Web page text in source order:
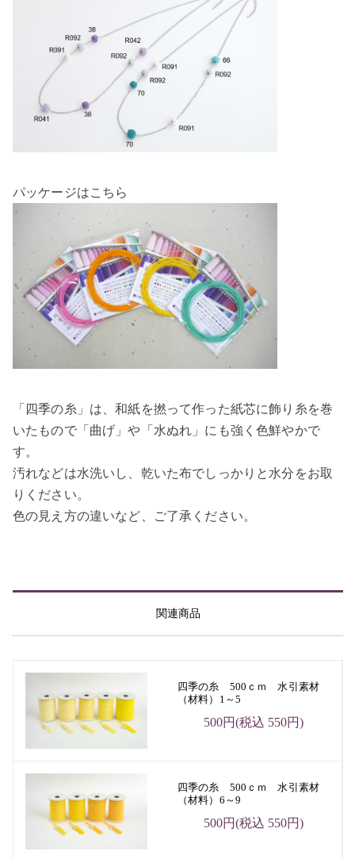
パッケージはこちら
「四季の糸」は、和紙を撚って作った紙芯に飾り糸を巻
いたもので「曲げ」や「水ぬれ」にも強く色鮮やかで
す。
汚れなどは水洗いし、乾いた布でしっかりと水分をお取
りください。
色の見え方の違いなど、ご了承ください。
関連商品
四季の糸 500ｃｍ 水引素材
（材料）1～5
500円(税込 550円)
四季の糸 500ｃｍ 水引素材
（材料）6～9
500円(税込 550円)